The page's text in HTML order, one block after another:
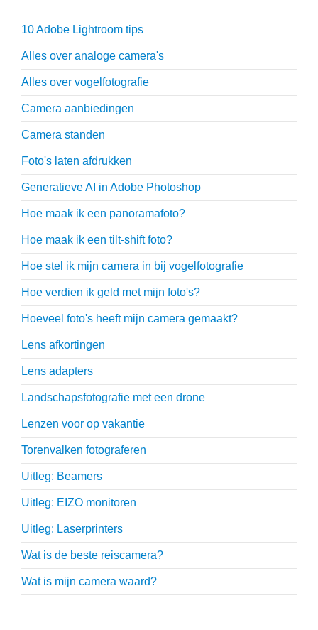
10 Adobe Lightroom tips
Alles over analoge camera's
Alles over vogelfotografie
Camera aanbiedingen
Camera standen
Foto's laten afdrukken
Generatieve AI in Adobe Photoshop
Hoe maak ik een panoramafoto?
Hoe maak ik een tilt-shift foto?
Hoe stel ik mijn camera in bij vogelfotografie
Hoe verdien ik geld met mijn foto's?
Hoeveel foto's heeft mijn camera gemaakt?
Lens afkortingen
Lens adapters
Landschapsfotografie met een drone
Lenzen voor op vakantie
Torenvalken fotograferen
Uitleg: Beamers
Uitleg: EIZO monitoren
Uitleg: Laserprinters
Wat is de beste reiscamera?
Wat is mijn camera waard?